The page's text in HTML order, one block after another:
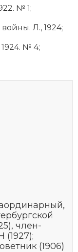
№ 1;
Л., 1924;
№ 4;
член-
(1927);
(1906)